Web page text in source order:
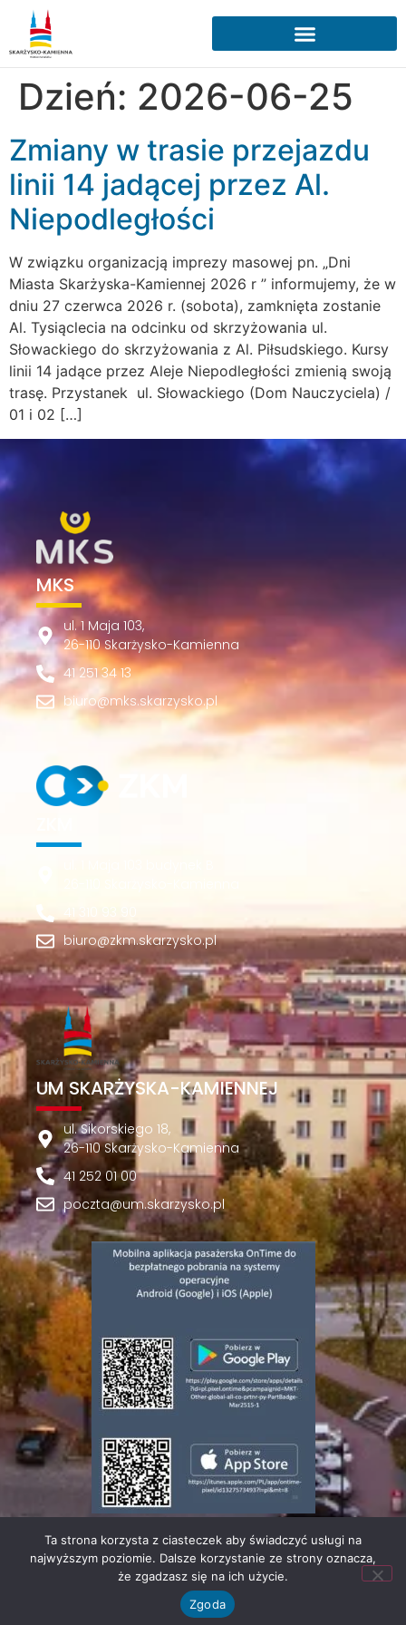
Dzień: 2026-06-25
Zmiany w trasie przejazdu
linii 14 jadącej przez Al.
Niepodległości
W związku organizacją imprezy masowej pn. „Dni
Miasta Skarżyska-Kamiennej 2026 r ” informujemy, że w
dniu 27 czerwca 2026 r. (sobota), zamknięta zostanie
Al. Tysiąclecia na odcinku od skrzyżowania ul.
Słowackiego do skrzyżowania z Al. Piłsudskiego. Kursy
linii 14 jadące przez Aleje Niepodległości zmienią swoją
trasę. Przystanek ul. Słowackiego (Dom Nauczyciela) /
01 i 02 […]
MKS
ul. 1 Maja 103,
26-110 Skarżysko-Kamienna
41 251 34 13
biuro@mks.skarzysko.pl
41 310 93 90
biuro@zkm.skarzysko.pl
UM SKARŻYSKA-KAMIENNEJ
ul. Sikorskiego 18,
26-110 Skarżysko-Kamienna
41 252 01 00
poczta@um.skarzysko.pl
© 2023 | Wszelkie prawa zastrzeżone |Polityka
Prywatności
Ta strona korzysta z ciasteczek aby świadczyć usługi na
najwyższym poziomie. Dalsze korzystanie ze strony oznacza,
że zgadzasz się na ich użycie.
Zgoda